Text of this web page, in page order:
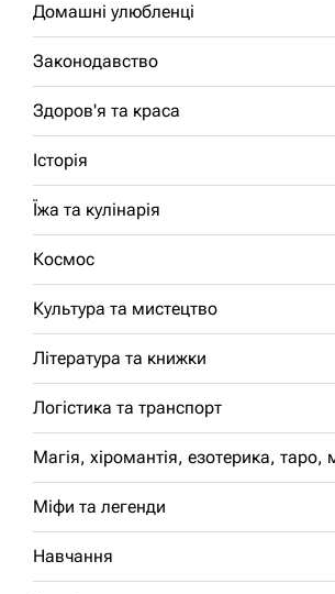
Домашні улюбленці
Законодавство
Здоров'я та краса
Історія
Їжа та кулінарія
Космос
Культура та мистецтво
Література та книжки
Логістика та транспорт
Магія, хіромантія, езотерика, таро,
Міфи та легенди
Навчання